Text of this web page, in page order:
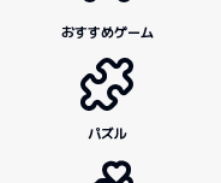
おすすめゲーム
パズル